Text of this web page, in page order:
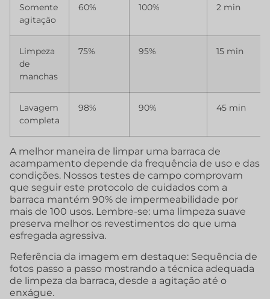
Somente
agitação
60% 100% 2 min
Limpeza
de
manchas
75% 95% 15 min
Lavagem
completa
98% 90% 45 min
A melhor maneira de limpar uma barraca de
acampamento depende da frequência de uso e das
condições. Nossos testes de campo comprovam
que seguir este protocolo de cuidados com a
barraca mantém 90% de impermeabilidade por
mais de 100 usos. Lembre-se: uma limpeza suave
preserva melhor os revestimentos do que uma
esfregada agressiva.
Referência da imagem em destaque: Sequência de
fotos passo a passo mostrando a técnica adequada
de limpeza da barraca, desde a agitação até o
enxágue.